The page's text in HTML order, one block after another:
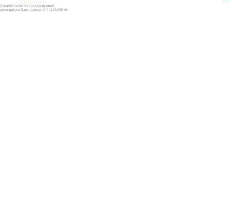
Свидетельство о государственной
регистрации базы данных №2012620649.